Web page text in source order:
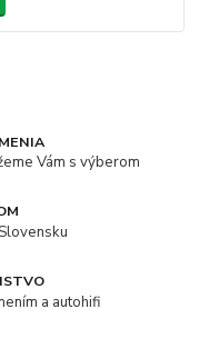
Vám s výberom
a autohifi